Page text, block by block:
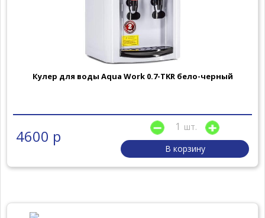
Кулер для воды Aqua Work 0.7-TKR бело-черный
4600 р
шт.
В корзину